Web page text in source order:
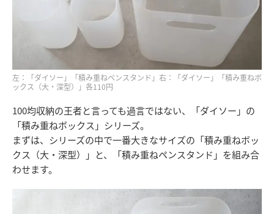
左：「ダイソー」「積み重ねペンスタンド」右：「ダイソー」「積み重ねボ
ックス（大・深型）」各110円
100均収納の王者と言っても過言ではない、「ダイソー」の
「積み重ねボックス」シリーズ。
まずは、シリーズの中で一番大きなサイズの「積み重ねボッ
クス（大・深型）」と、「積み重ねペンスタンド」を組み合
わせます。